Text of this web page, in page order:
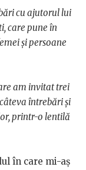
cu ajutorul lui
care pune în
și persoane
am invitat trei
întrebări și
printr-o lentilă
în care mi-aș